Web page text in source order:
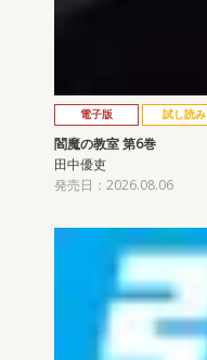
電子版 試し読み
閻魔の教室 第6巻
田中優吏
発売日：2026.08.06